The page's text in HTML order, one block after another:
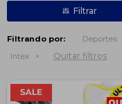
Filtrando por: Deportes
Intex
Quitar filtros